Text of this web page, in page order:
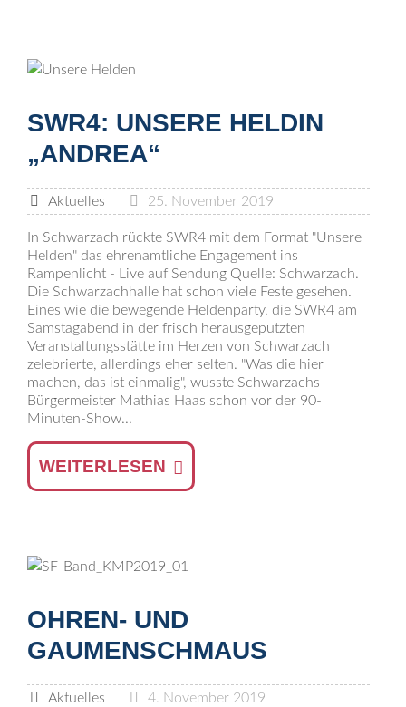
SWR4: UNSERE HELDIN
„ANDREA“
Aktuelles 25. November 2019
In Schwarzach rückte SWR4 mit dem Format "Unsere
Helden" das ehrenamtliche Engagement ins
Rampenlicht - Live auf Sendung Quelle: Schwarzach.
Die Schwarzachhalle hat schon viele Feste gesehen.
Eines wie die bewegende Heldenparty, die SWR4 am
Samstagabend in der frisch herausgeputzten
Veranstaltungsstätte im Herzen von Schwarzach
zelebrierte, allerdings eher selten. "Was die hier
machen, das ist einmalig", wusste Schwarzachs
Bürgermeister Mathias Haas schon vor der 90-
Minuten-Show...
WEITERLESEN
OHREN- UND
GAUMENSCHMAUS
Aktuelles 4. November 2019